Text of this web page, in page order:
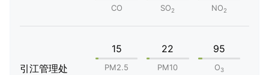
CO SO2 NO2
引江管理处
15
PM2.5
22
PM10
95
O3